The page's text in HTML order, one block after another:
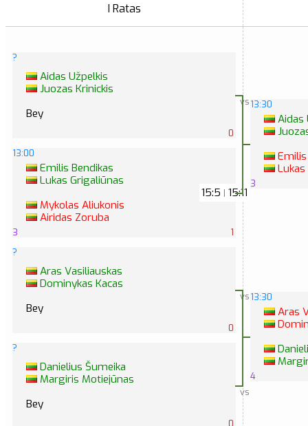
I Ratas
?
Aidas Užpelkis
Juozas Krinickis
vs
Bey
0
13:00
Emilis Bendikas
Lukas Grigaliūnas
15:5 | 15:11
Mykolas Aliukonis
Airidas Zoruba
3
1
?
Aras Vasiliauskas
Dominykas Kacas
vs
Bey
0
?
Danielius Šumeika
Margiris Motiejūnas
vs
Bey
0
13:30
Aidas
3
13:30
Aras
4